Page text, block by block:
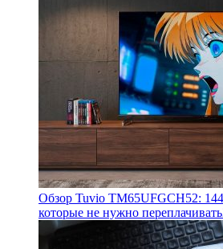
Обзор Tuvio TM65UFGCH52:
которые не нужно переплачивать